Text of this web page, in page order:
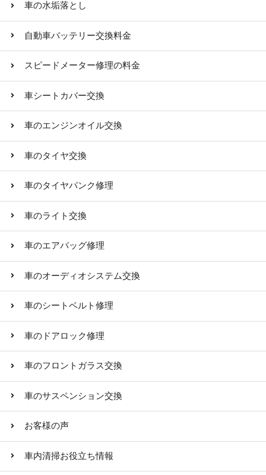
車の水垢落とし
自動車バッテリー交換料金
スピードメーター修理の料金
車シートカバー交換
車のエンジンオイル交換
車のタイヤ交換
車のタイヤパンク修理
車のライト交換
車のエアバッグ修理
車のオーディオシステム交換
車のシートベルト修理
車のドアロック修理
車のフロントガラス交換
車のサスペンション交換
お客様の声
車内清掃お役立ち情報